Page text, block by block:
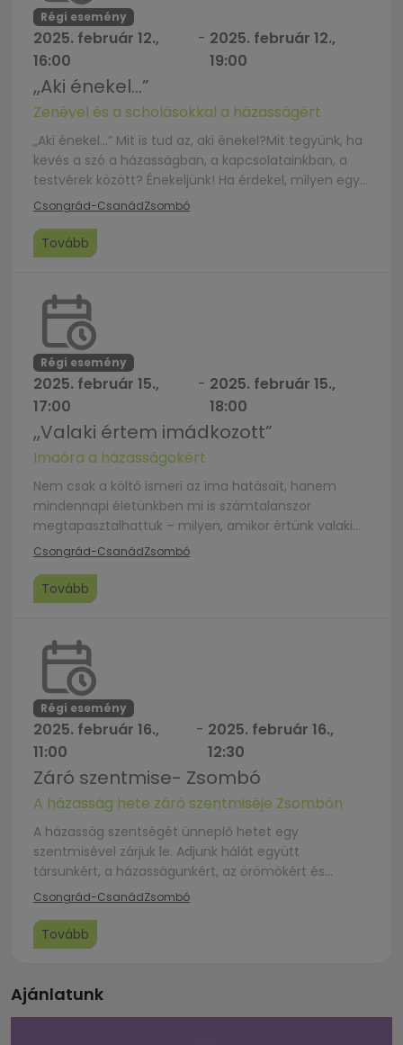
Régi esemény
2025. február 12.,
16:00
- 2025. február 12.,
19:00
,,Aki énekel…”
Zenével és a scholásokkal a házasságért
„Aki énekel…” Mit is tud az, aki énekel?Mit tegyünk, ha
kevés a szó a házasságban, a kapcsolatainkban, a
testvérek között? Énekeljünk! Ha érdekel, milyen egy
scholapróba, hogyan készülünk egy házasságot
játékokkal kapcsolódunk a Házasság Hetéhez, aminek
a mottója: Beszélgessetek a házasságotokért!
templomi […]
Csongrád-CsanádZsombó
Tovább
Régi esemény
2025. február 15.,
17:00
- 2025. február 15.,
18:00
,,Valaki értem imádkozott”
Imaóra a házasságokért
Nem csak a költő ismeri az ima hatásait, hanem
mindennapi életünkben mi is számtalanszor
megtapasztalhattuk – milyen, amikor értünk valaki
imádkozik. Az imaóra keretében ebben a szeretettel
jegyespárokat, házasokat, özvegy testvéreinket,
egyházközségünk és szeretteink családjait. Jöjjünk
nehéz-, örömteli vagy küzdelmes kapcsolatban élő
testvéreinknek […]
Csongrád-CsanádZsombó
Tovább
Régi esemény
2025. február 16.,
11:00
- 2025. február 16.,
12:30
Záró szentmise- Zsombó
A házasság hete záró szentmiséje Zsombón
A házasság szentségét ünneplő hetet egy
szentmisével zárjuk le. Adjunk hálát együtt
társunkért, a házasságunkért, az örömökért és
nehézségekért. Kérjük az égiek segítségét,
segítséget kérni, ha elakadunk, megosztani
örömeinket, amikor jól mennek a dolgaink. A
felolvasásukkal, gondolataikkal, zenei szolgálatukkal.
Csongrád-CsanádZsombó
Tovább
Ajánlatunk